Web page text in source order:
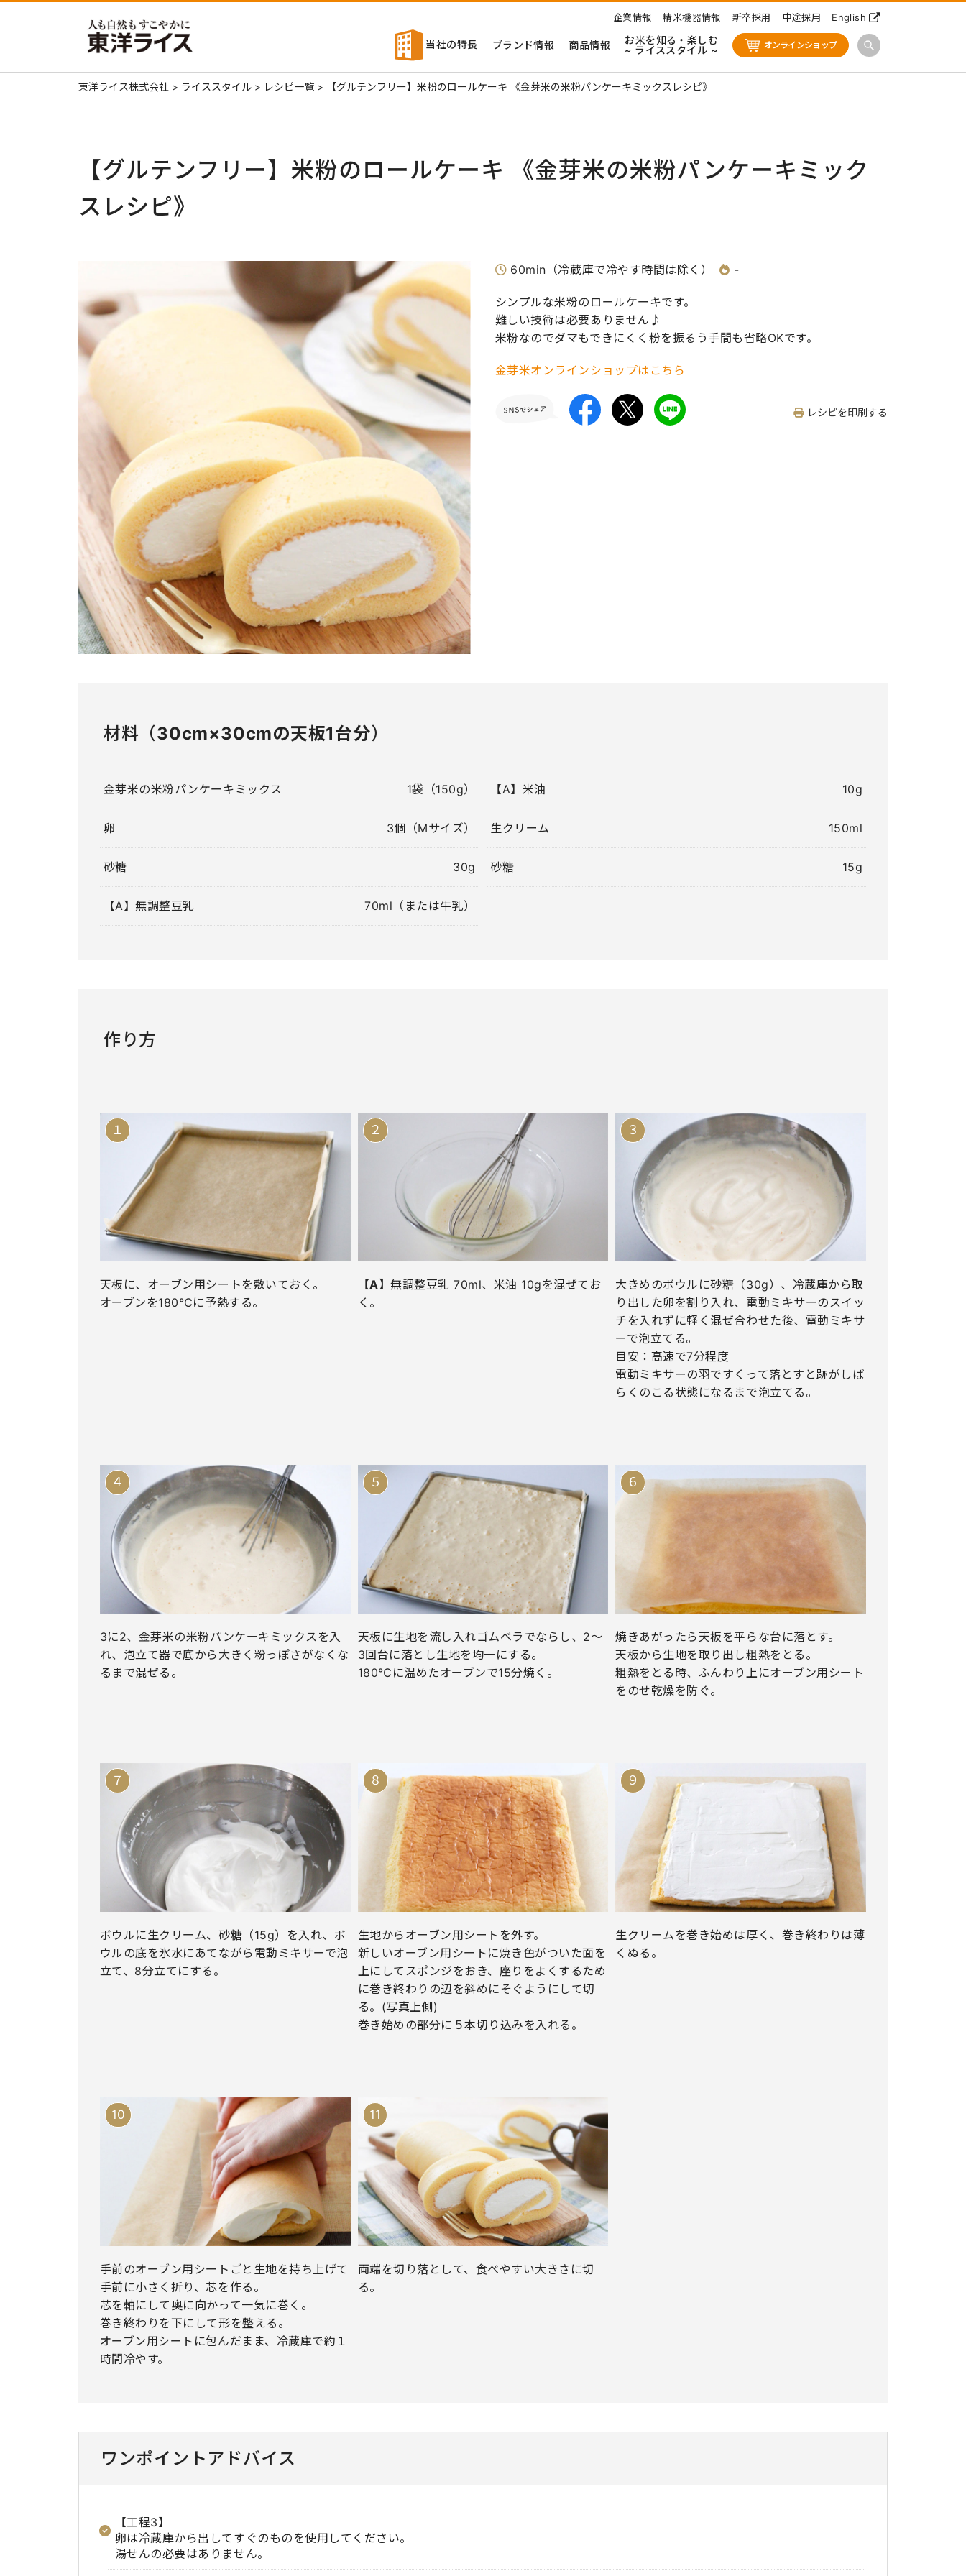
企業情報 精米機器情報 新卒採用 中途採用 English
当社の特長 ブランド情報 商品情報
お米を知る・楽しむ
~ ライススタイル ~
オンラインショップ
東洋ライス株式会社 > ライススタイル > レシピ一覧 > 【グルテンフリー】米粉のロールケーキ 《金芽米の米粉パンケーキミックスレシピ》
【グルテンフリー】米粉のロールケーキ 《金芽米の米粉パンケーキミック
スレシピ》
60min（冷蔵庫で冷やす時間は除く） -
シンプルな米粉のロールケーキです。
難しい技術は必要ありません♪
米粉なのでダマもできにくく粉を振るう手間も省略OKです。
金芽米オンラインショップはこちら
レシピを印刷する
材料（30cm×30cmの天板1台分）
金芽米の米粉パンケーキミックス 1袋（150g）
卵 3個（Mサイズ）
砂糖 30g
【A】無調整豆乳 70ml（または牛乳）
【A】米油 10g
生クリーム 150ml
砂糖 15g
作り方
天板に、オーブン用シートを敷いておく。
オーブンを180℃に予熱する。
【A】無調整豆乳 70ml、米油 10gを混ぜてお
く。
大きめのボウルに砂糖（30g）、冷蔵庫から取
り出した卵を割り入れ、電動ミキサーのスイッ
チを入れずに軽く混ぜ合わせた後、電動ミキサ
ーで泡立てる。
目安：高速で7分程度
電動ミキサーの羽ですくって落とすと跡がしば
らくのこる状態になるまで泡立てる。
3に2、金芽米の米粉パンケーキミックスを入
れ、泡立て器で底から大きく粉っぽさがなくな
るまで混ぜる。
天板に生地を流し入れゴムベラでならし、2〜
3回台に落とし生地を均一にする。
180℃に温めたオーブンで15分焼く。
焼きあがったら天板を平らな台に落とす。
天板から生地を取り出し粗熱をとる。
粗熱をとる時、ふんわり上にオーブン用シート
をのせ乾燥を防ぐ。
ボウルに生クリーム、砂糖（15g）を入れ、ボ
ウルの底を氷水にあてながら電動ミキサーで泡
立て、8分立てにする。
生地からオーブン用シートを外す。
新しいオーブン用シートに焼き色がついた面を
上にしてスポンジをおき、座りをよくするため
に巻き終わりの辺を斜めにそぐようにして切
る。(写真上側)
巻き始めの部分に５本切り込みを入れる。
生クリームを巻き始めは厚く、巻き終わりは薄
くぬる。
手前のオーブン用シートごと生地を持ち上げて
手前に小さく折り、芯を作る。
芯を軸にして奥に向かって一気に巻く。
巻き終わりを下にして形を整える。
オーブン用シートに包んだまま、冷蔵庫で約１
時間冷やす。
両端を切り落として、食べやすい大きさに切
る。
ワンポイントアドバイス
【工程3】
卵は冷蔵庫から出してすぐのものを使用してください。
湯せんの必要はありません。